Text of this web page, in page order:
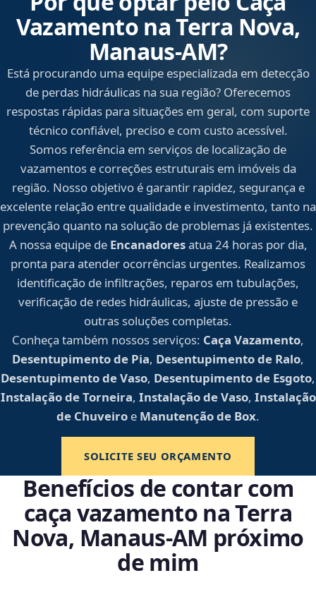
Vazamento na Terra Nova,
Manaus‑AM?
Está procurando uma equipe especializada em detecção
de perdas hidráulicas na sua região? Oferecemos
respostas rápidas para situações em geral, com suporte
técnico confiável, preciso e com custo acessível.
Somos referência em serviços de localização de
vazamentos e correções estruturais em imóveis da
região. Nosso objetivo é garantir rapidez, segurança e
excelente relação entre qualidade e investimento, tanto na
prevenção quanto na solução de problemas já existentes.
A nossa equipe de Encanadoresatua 24 horas por dia,
pronta para atender ocorrências urgentes. Realizamos
identificação de infiltrações, reparos em tubulações,
verificação de redes hidráulicas, ajuste de pressão e
outras soluções completas.
Conheça também nossos serviços: Caça Vazamento,
Desentupimento de Pia, Desentupimento de Ralo,
Desentupimento de Vaso, Desentupimento de Esgoto,
Instalação de Torneira, Instalação de Vaso, Instalação
de Chuveiro e Manutenção de Box.
SOLICITE SEU ORÇAMENTO
Benefícios de contar com
caça vazamento na Terra
Nova, Manaus‑AM próximo
de mim